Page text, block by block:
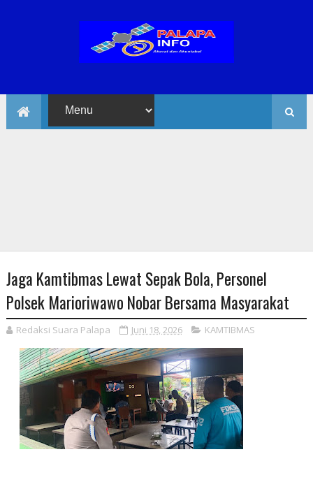
Jaga Kamtibmas Lewat Sepak Bola, Personel
Polsek Marioriwawo Nobar Bersama Masyarakat
Redaksi Suara Palapa Juni 18, 2026 KAMTIBMAS